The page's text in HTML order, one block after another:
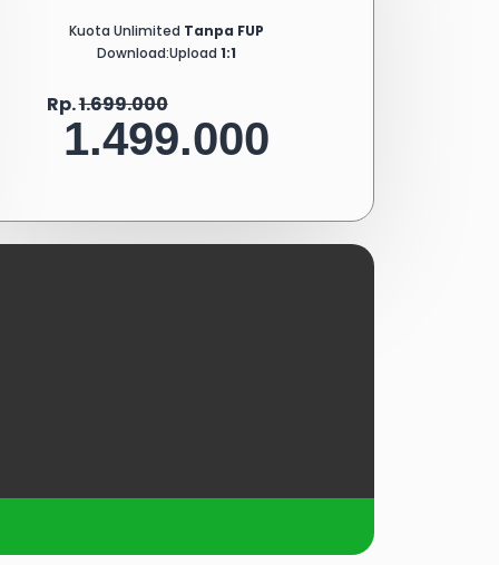
Kuota Unlimited Tanpa FUP
Download:Upload 1:1
Rp.1.699.000
1.499.000